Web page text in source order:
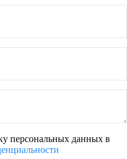
персональных данных в